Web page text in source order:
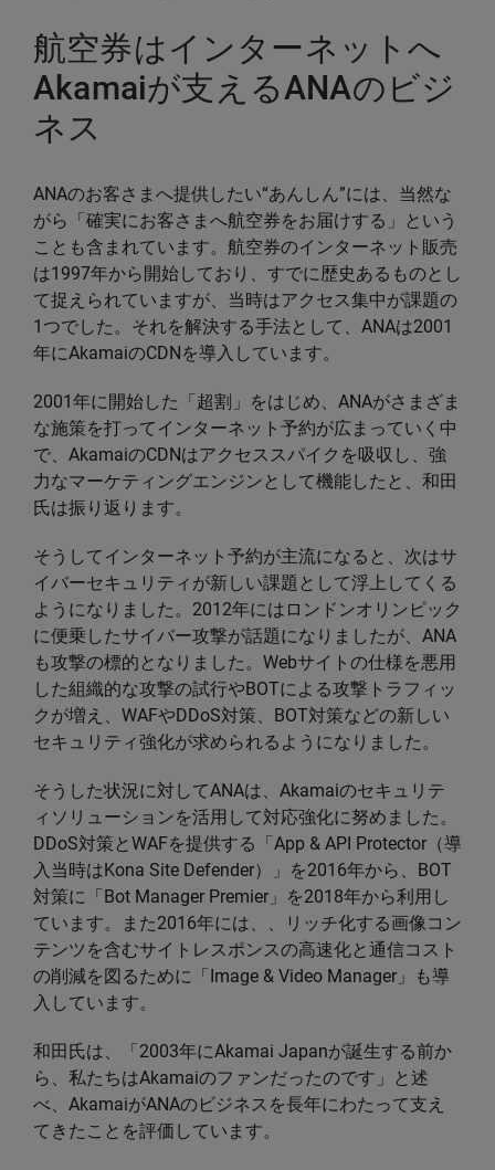
航空券はインターネットへ
Akamaiが支えるANAのビジ
ネス
ANAのお客さまへ提供したい“あんしん”には、当然な
がら「確実にお客さまへ航空券をお届けする」という
ことも含まれています。航空券のインターネット販売
は1997年から開始しており、すでに歴史あるものとし
て捉えられていますが、当時はアクセス集中が課題の
1つでした。それを解決する手法として、ANAは2001
年にAkamaiのCDNを導入しています。
2001年に開始した「超割」をはじめ、ANAがさまざま
な施策を打ってインターネット予約が広まっていく中
で、AkamaiのCDNはアクセススパイクを吸収し、強
力なマーケティングエンジンとして機能したと、和田
氏は振り返ります。
そうしてインターネット予約が主流になると、次はサ
イバーセキュリティが新しい課題として浮上してくる
ようになりました。2012年にはロンドンオリンピック
に便乗したサイバー攻撃が話題になりましたが、ANA
も攻撃の標的となりました。Webサイトの仕様を悪用
した組織的な攻撃の試行やBOTによる攻撃トラフィッ
クが増え、WAFやDDoS対策、BOT対策などの新しい
セキュリティ強化が求められるようになりました。
そうした状況に対してANAは、Akamaiのセキュリテ
ィソリューションを活用して対応強化に努めました。
DDoS対策とWAFを提供する「App & API Protector（導
入当時はKona Site Defender）」を2016年から、BOT
対策に「Bot Manager Premier」を2018年から利用し
ています。また2016年には、、リッチ化する画像コン
テンツを含むサイトレスポンスの高速化と通信コスト
の削減を図るために「Image & Video Manager」も導
入しています。
和田氏は、「2003年にAkamai Japanが誕生する前か
ら、私たちはAkamaiのファンだったのです」と述
べ、AkamaiがANAのビジネスを長年にわたって支え
てきたことを評価しています。